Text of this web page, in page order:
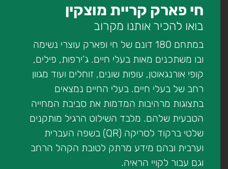
חי פארק קריית מוצקין
בואו להכיר אותנו מקרוב
במתחם 180 דונם של חי ופארק עוצרי נשימה
ובו משתכנים מאות בעלי חיים. ג‘ירפות, פילים,
קופי אורנגאוטן, עופות שונים, זוחלים ועוד מגוון
רחב של בעלי חיים. בעלי החיים נמצאים
בתצוגות מרהיבות המדמות את סביבת המחייה
הטבעית שלהם. מלבד השילוט הרגיל מותקנים
שלטי ברקוד לסריקה (QR) בשפה העברית
וערבית ובהם מידע מרתק לטובת הקהל הרחב
וגם עבור לקויי הראיה.